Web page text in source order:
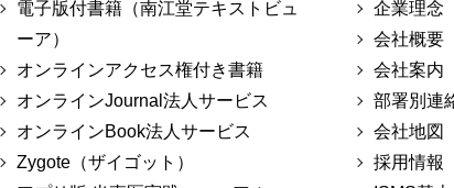
電子版付書籍（南江堂テキストビュ
ーア）
オンラインアクセス権付き書籍
オンラインJournal法人サービス
オンラインBook法人サービス
Zygote（ザイゴット）
企業理念
会社概要
会社案内
部署別連
会社地図
採用情報